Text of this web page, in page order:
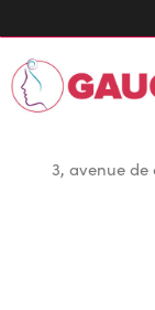
3, avenue de